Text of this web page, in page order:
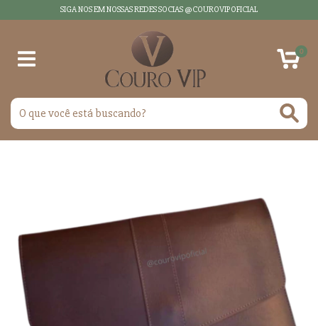
SIGA NOS EM NOSSAS REDES SOCIAS @COUROVIPOFICIAL
0